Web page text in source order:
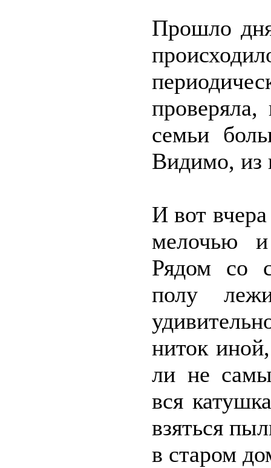
Прошло
семьи
Видимо, из
И вот
мелочью
Рядом со
полу
ниток
ли не
вся
взяться
в старом